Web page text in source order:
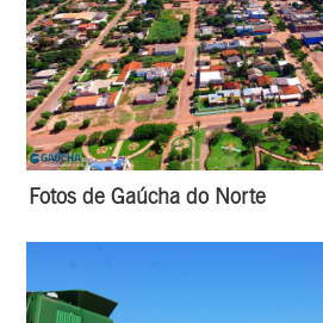
Fotos de Gaúcha do Norte